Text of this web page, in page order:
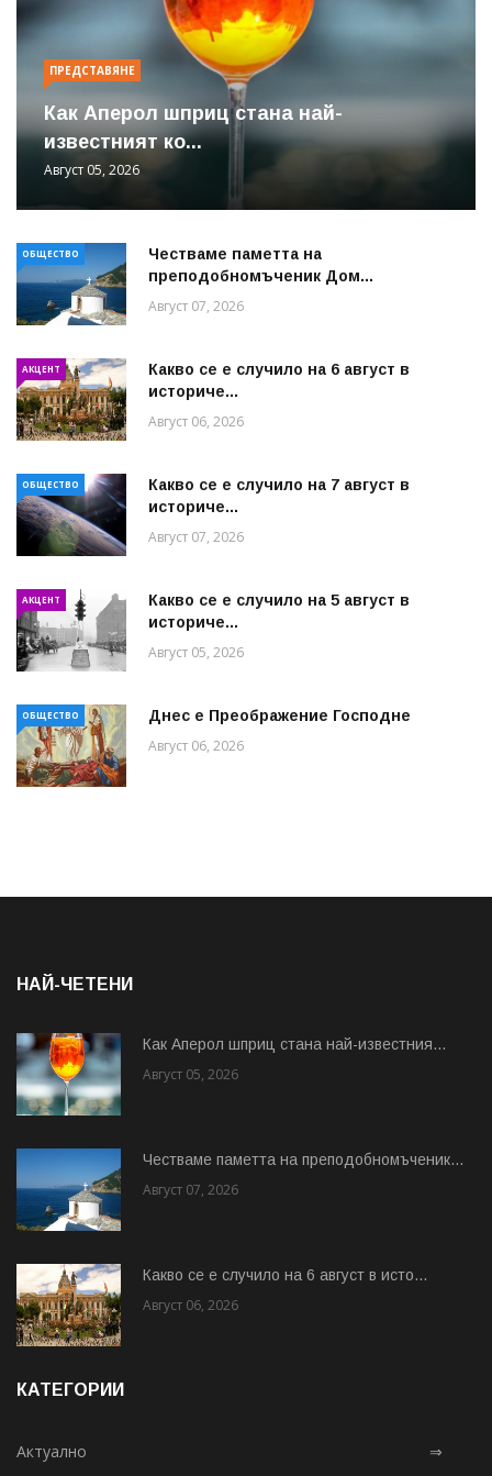
ПРЕДСТАВЯНЕ
Как Аперол шприц стана най-
известният ко...
Август 05, 2026
ОБЩЕСТВО
Честваме паметта на
преподобномъченик Дом...
Август 07, 2026
АКЦЕНТ
Какво се е случило на 6 август в
историче...
Август 06, 2026
ОБЩЕСТВО
Какво се е случило на 7 август в
историче...
Август 07, 2026
АКЦЕНТ
Какво се е случило на 5 август в
историче...
Август 05, 2026
ОБЩЕСТВО Днес е Преображение Господне
Август 06, 2026
НАЙ-ЧЕТЕНИ
Как Аперол шприц стана най-известния...
Август 05, 2026
Честваме паметта на преподобномъченик...
Август 07, 2026
Какво се е случило на 6 август в исто...
Август 06, 2026
КАТЕГОРИИ
Актуално ⇒